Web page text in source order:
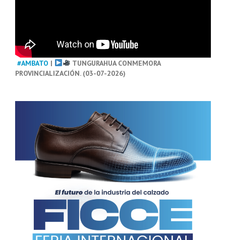
#AMBATO |
TUNGURAHUA CONMEMORA
PROVINCIALIZACIÓN. (03-07-2026)